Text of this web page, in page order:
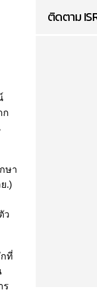
ก
ษา
.)
ว
ที่
ร
ติดตาม